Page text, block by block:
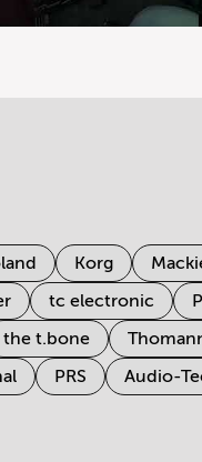
Korg
tc electronic
the t.bone
PRS Audio-